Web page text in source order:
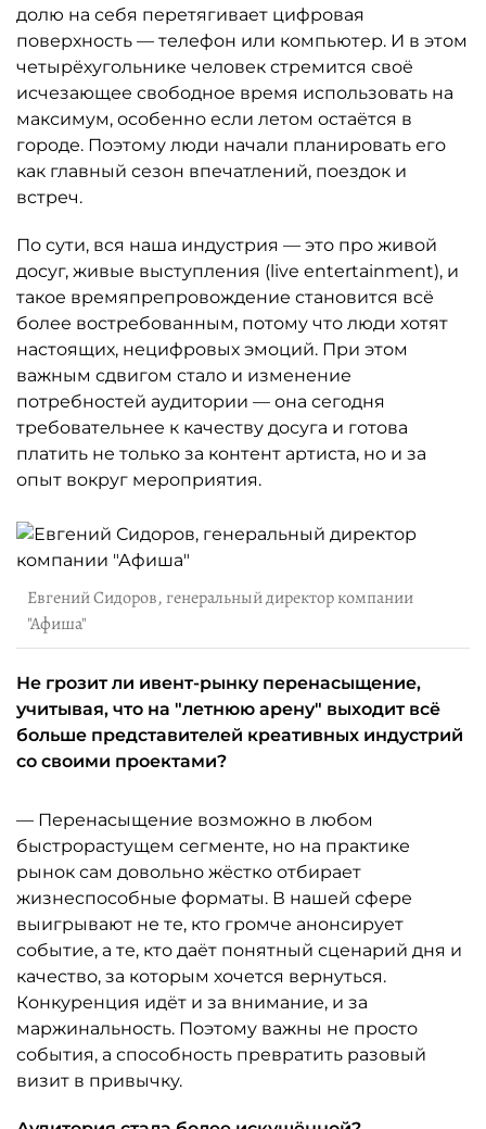
долю на себя перетягивает цифровая
поверхность — телефон или компьютер. И в этом
четырёхугольнике человек стремится своё
исчезающее свободное время использовать на
максимум, особенно если летом остаётся в
городе. Поэтому люди начали планировать его
как главный сезон впечатлений, поездок и
встреч.
По сути, вся наша индустрия — это про живой
досуг, живые выступления (live entertainment), и
такое времяпрепровождение становится всё
более востребованным, потому что люди хотят
настоящих, нецифровых эмоций. При этом
важным сдвигом стало и изменение
потребностей аудитории — она сегодня
требовательнее к качеству досуга и готова
платить не только за контент артиста, но и за
опыт вокруг мероприятия.
Евгений Сидоров, генеральный директор компании
"Афиша"
Не грозит ли ивент-рынку перенасыщение,
учитывая, что на "летнюю арену" выходит всё
больше представителей креативных индустрий
со своими проектами?
— Перенасыщение возможно в любом
быстрорастущем сегменте, но на практике
рынок сам довольно жёстко отбирает
жизнеспособные форматы. В нашей сфере
выигрывают не те, кто громче анонсирует
событие, а те, кто даёт понятный сценарий дня и
качество, за которым хочется вернуться.
Конкуренция идёт и за внимание, и за
маржинальность. Поэтому важны не просто
события, а способность превратить разовый
визит в привычку.